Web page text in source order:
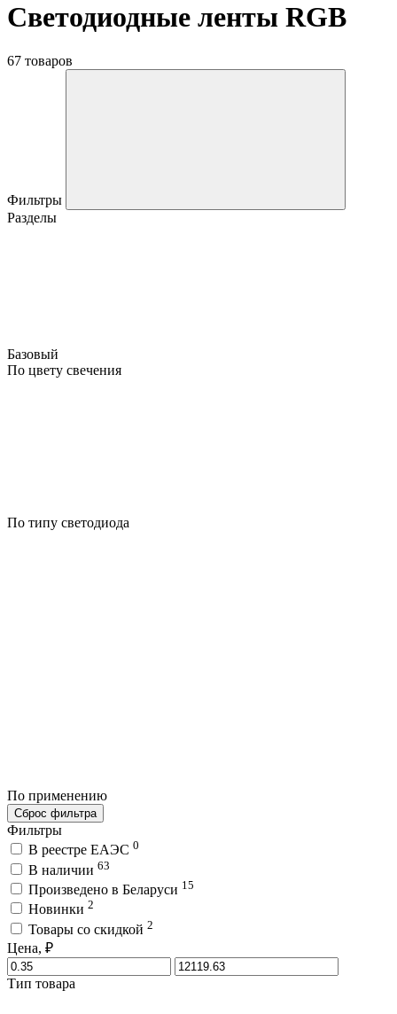
Светодиодные ленты RGB
67 товаров
Фильтры
Разделы
Базовый
По цвету свечения
По типу светодиода
По применению
Сброс фильтра
Фильтры
В реестре ЕАЭС 0
В наличии 63
Произведено в Беларуси 15
Новинки 2
Товары со скидкой 2
Цена, ₽
Тип товара